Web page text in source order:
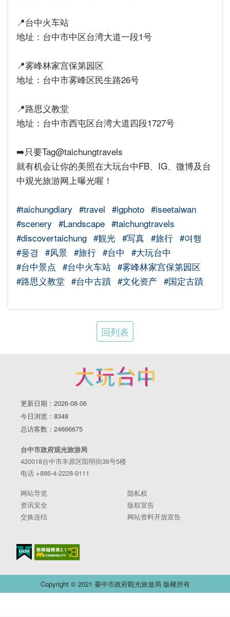
📍台中火车站
地址：台中市中区台湾大道一段1号
📍雾峰林家宫保第园区
地址：台中市雾峰区民生路26号
📍路思义教堂
地址：台中市西屯区台湾大道四段1727号
➡️只要Tag@taichungtravels
就有机会让你的美照在大玩台中FB、IG、微博及台
中观光旅游网上曝光喔！
#taichungdiary #travel #igphoto #iseetaiwan
#scenery #Landscape #taichungtravels
#discovertaichung #観光 #写真 #旅行 #여행
#풍경 #风景 #旅行 #台中 #大玩台中
#台中景点 #台中火车站 #雾峰林家宫保第园区
#路思义教堂 #台中古蹟 #文化资产 #国定古蹟
回列表
更新日期：2026-08-06
今日浏览：8348
总访客数：24666675
台中市政府观光旅游局
420018台中市丰原区阳明街36号5楼
电话 +886-4-2228-9111
网站导览
隐私权
资讯安全
版权宣告
交换连结
网站资料开放宣告
Copyright © 2021 臺中市政府觀光旅遊局 版權所有